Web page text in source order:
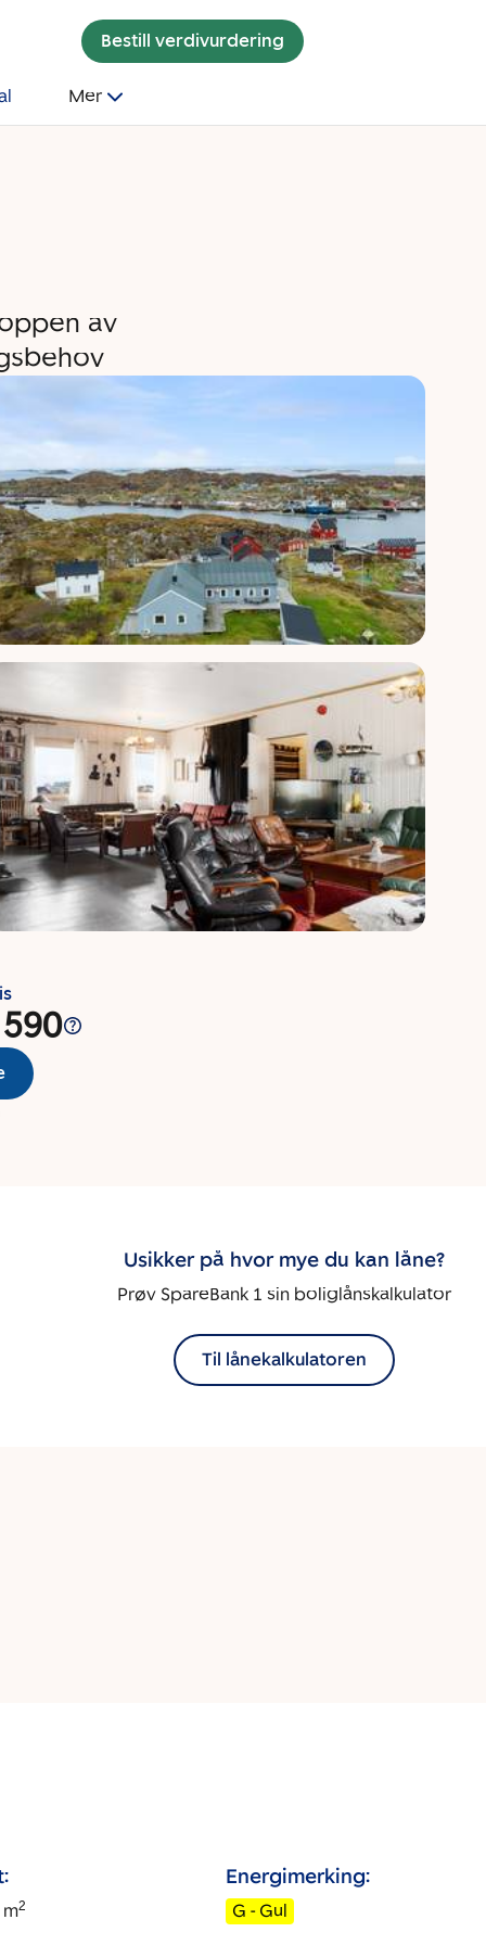
Bestill verdivurdering
Mer
av
Usikker på hvor mye du kan låne?
Prøv SpareBank 1 sin boliglånskalkulator
Til lånekalkulatoren
m2
Energimerking:
G - Gul